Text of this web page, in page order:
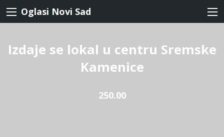
Oglasi Novi Sad
Izdaje se lokal u centru Sremske
Kamenice
250.00